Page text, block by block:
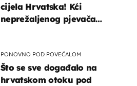
cijela Hrvatska! Kći
neprežaljenog pjevača
PONOVNO POD POVEĆALOM
Što se sve događalo na
hrvatskom otoku pod